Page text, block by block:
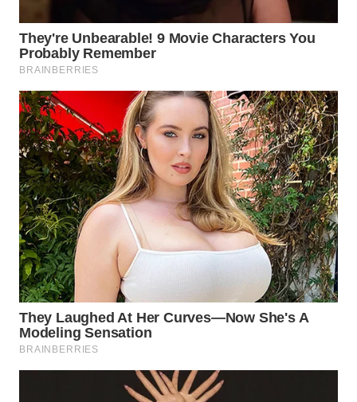
INDRAMAYU
WN
KUNINGAN
WN
MAJALENGKA
WN
SUBANG
WN
SUKABUMI
PURWAKARTA
WN